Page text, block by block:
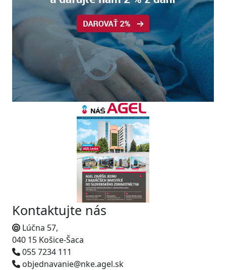
Kontaktujte nás
Lúčna 57,
040 15 Košice-Šaca
055 7234 111
objednavanie@nke.agel.sk